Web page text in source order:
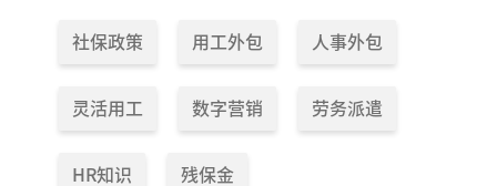
社保政策 用工外包 人事外包
灵活用工 数字营销 劳务派遣
HR知识 残保金